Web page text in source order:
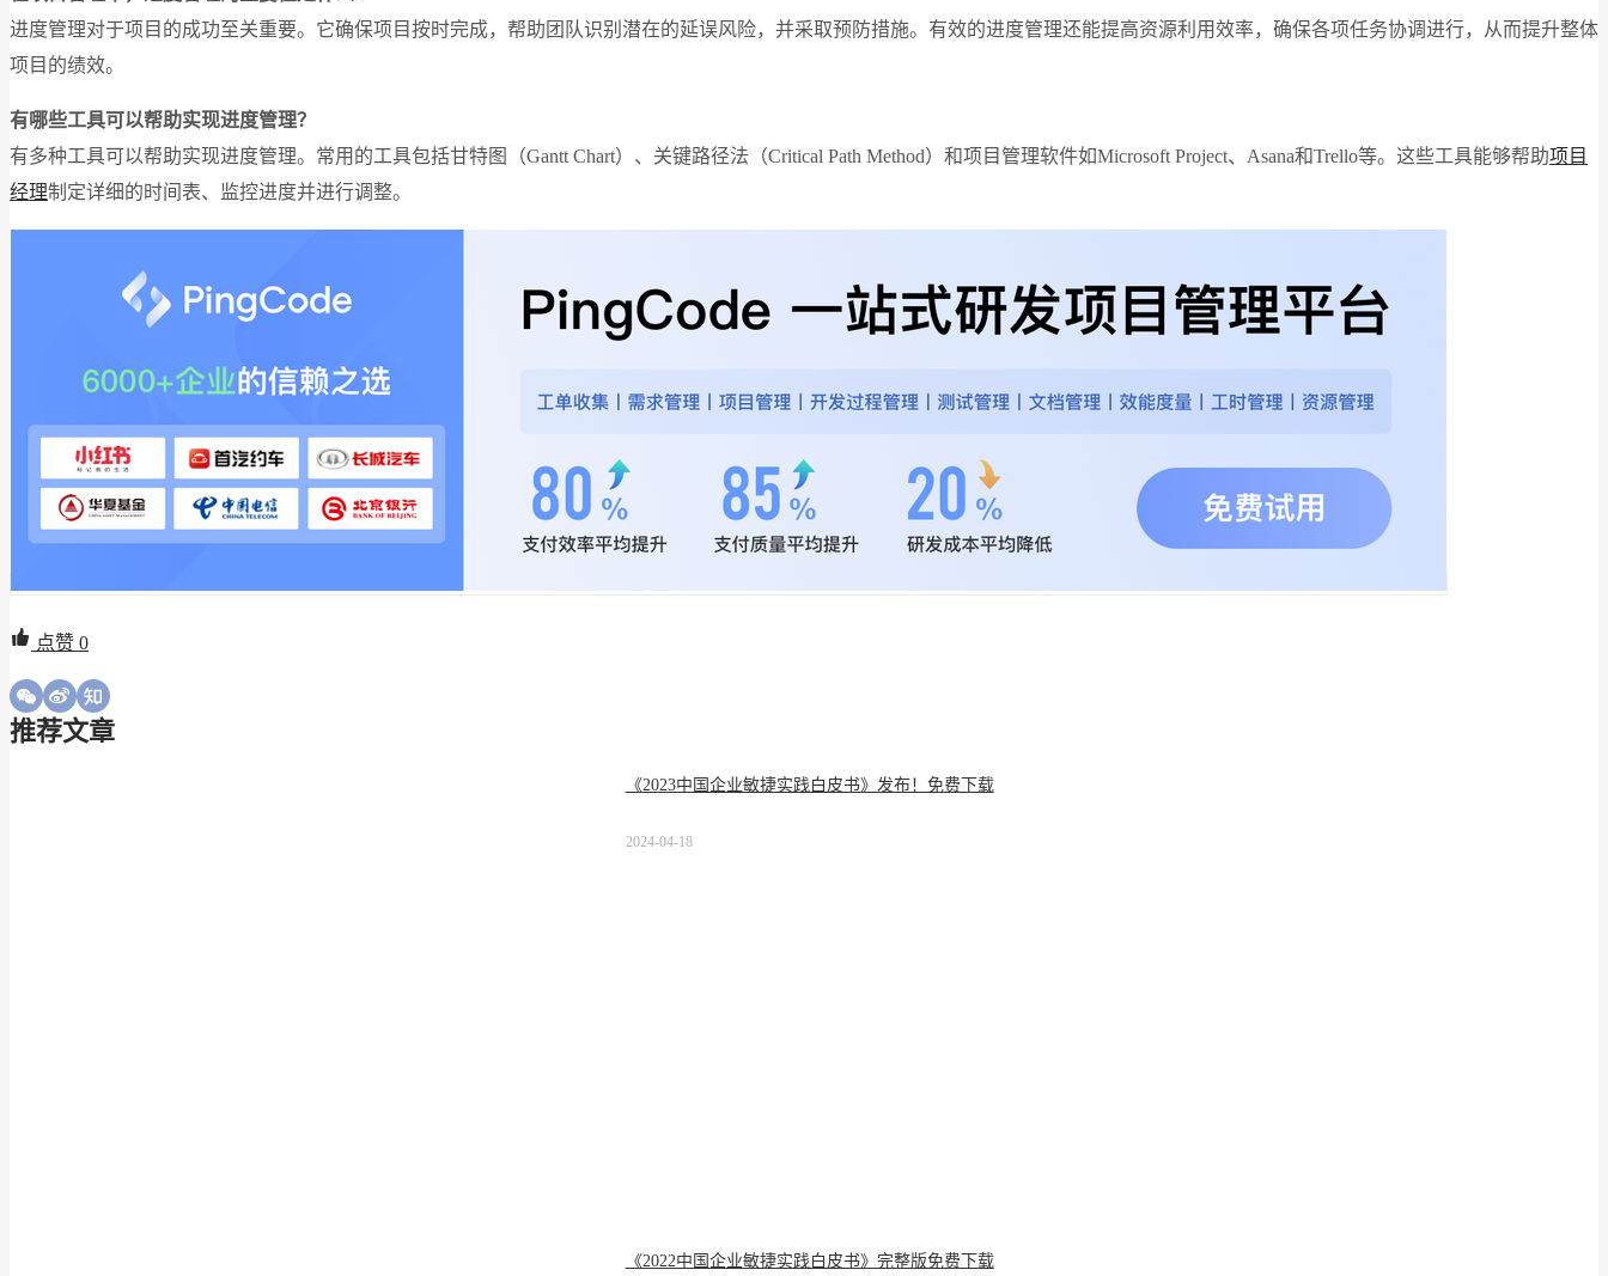
进度管理对于项目的成功至关重要。它确保项目按时完成，帮助团队识别潜在的延误风险，并采取预防措施。有效的进度管理还能提高资源利用效率，确保各项任务协调进行，从而提升整体
项目的绩效。
有哪些工具可以帮助实现进度管理？
有多种工具可以帮助实现进度管理。常用的工具包括甘特图（Gantt Chart）、关键路径法（Critical Path Method）和项目管理软件如Microsoft Project、Asana和Trello等。这些工具能够帮助项目
经理制定详细的时间表、监控进度并进行调整。
点赞 0
推荐文章
《2023中国企业敏捷实践白皮书》发布！免费下载
2024-04-18
《2022中国企业敏捷实践白皮书》完整版免费下载